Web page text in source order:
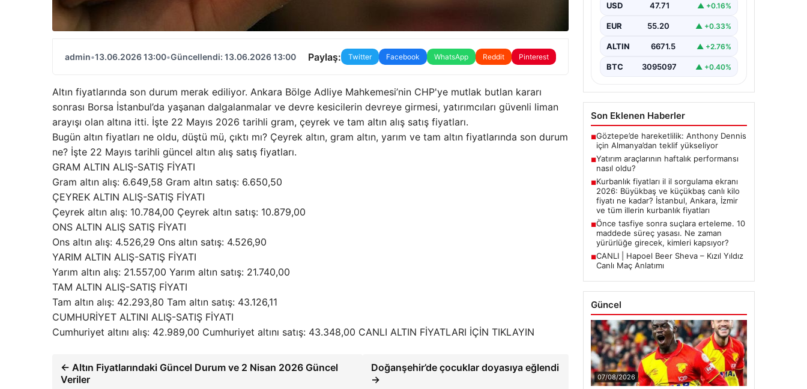
admin•13.06.2026 13:00•Güncellendi: 13.06.2026 13:00 Paylaş: Twitter Facebook WhatsApp Reddit Pinterest
Altın fiyatlarında son durum merak ediliyor. Ankara Bölge Adliye Mahkemesi’nin CHP'ye mutlak butlan kararı
sonrası Borsa İstanbul’da yaşanan dalgalanmalar ve devre kesicilerin devreye girmesi, yatırımcıları güvenli liman
arayışı olan altına itti. İşte 22 Mayıs 2026 tarihli gram, çeyrek ve tam altın alış satış fiyatları.
Bugün altın fiyatları ne oldu, düştü mü, çıktı mı? Çeyrek altın, gram altın, yarım ve tam altın fiyatlarında son durum
ne? İşte 22 Mayıs tarihli güncel altın alış satış fiyatları.
GRAM ALTIN ALIŞ-SATIŞ FİYATI
Gram altın alış: 6.649,58 Gram altın satış: 6.650,50
ÇEYREK ALTIN ALIŞ-SATIŞ FİYATI
Çeyrek altın alış: 10.784,00 Çeyrek altın satış: 10.879,00
ONS ALTIN ALIŞ SATIŞ FİYATI
Ons altın alış: 4.526,29 Ons altın satış: 4.526,90
YARIM ALTIN ALIŞ-SATIŞ FİYATI
Yarım altın alış: 21.557,00 Yarım altın satış: 21.740,00
TAM ALTIN ALIŞ-SATIŞ FİYATI
Tam altın alış: 42.293,80 Tam altın satış: 43.126,11
CUMHURİYET ALTINI ALIŞ-SATIŞ FİYATI
Cumhuriyet altını alış: 42.989,00 Cumhuriyet altını satış: 43.348,00 CANLI ALTIN FİYATLARI İÇİN TIKLAYIN
← Altın Fiyatlarındaki Güncel Durum ve 2 Nisan 2026 Güncel
Veriler
Doğanşehir’de çocuklar doyasıya eğlendi
→
USD 47.71 ▲ +0.16%
EUR 55.20 ▲ +0.33%
ALTIN 6671.5 ▲ +2.76%
BTC 3095097 ▲ +0.40%
Son Eklenen Haberler
■Göztepe’de hareketlilik: Anthony Dennis
için Almanya’dan teklif yükseliyor
■Yatırım araçlarının haftalık performansı
nasıl oldu?
■Kurbanlık fiyatları il il sorgulama ekranı
2026: Büyükbaş ve küçükbaş canlı kilo
fiyatı ne kadar? İstanbul, Ankara, İzmir
ve tüm illerin kurbanlık fiyatları
■Önce tasfiye sonra suçlara erteleme. 10
maddede süreç yasası. Ne zaman
yürürlüğe girecek, kimleri kapsıyor?
■CANLI | Hapoel Beer Sheva – Kızıl Yıldız
Canlı Maç Anlatımı
Güncel
07/08/2026